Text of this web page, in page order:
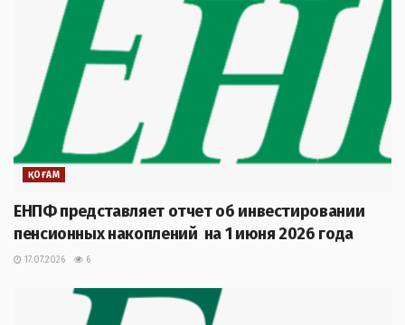
ҚОҒАМ
ЕНПФ представляет отчет об инвестировании
пенсионных накоплений на 1 июня 2026 года
17.07.2026 6